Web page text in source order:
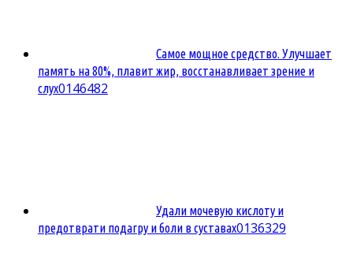
Самое мощное средство. Улучшает
память на 80%, плавит жир, восстанавливает зрение и
слух0146482
Удали мочевую кислоту и
предотврати подагру и боли в суставах0136329